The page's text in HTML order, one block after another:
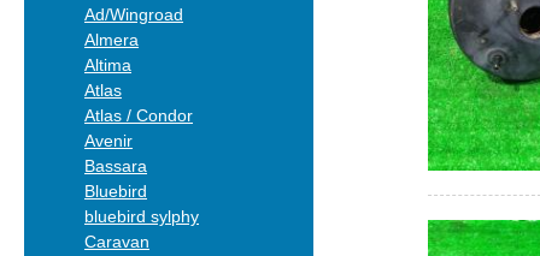
Ad/Wingroad
Almera
Altima
Atlas
Atlas / Condor
Avenir
Bassara
Bluebird
bluebird sylphy
Caravan